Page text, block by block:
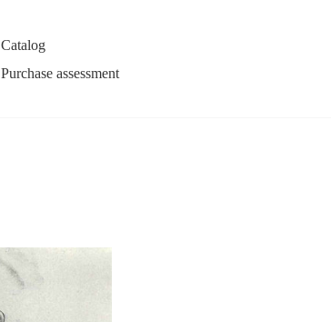
Catalog
Purchase assessment